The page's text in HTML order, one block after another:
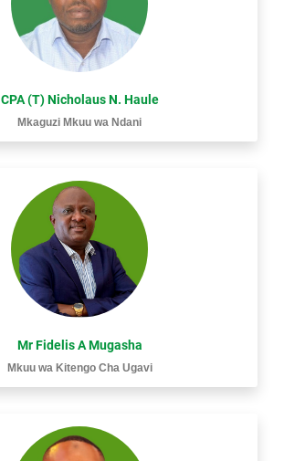
CPA (T) Nicholaus N. Haule
Mkaguzi Mkuu wa Ndani
Mr Fidelis A Mugasha
Mkuu wa Kitengo Cha Ugavi